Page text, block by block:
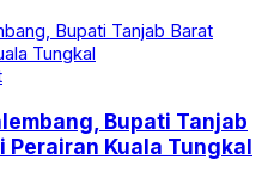
Bupati Tanjab
Perairan Kuala Tungkal